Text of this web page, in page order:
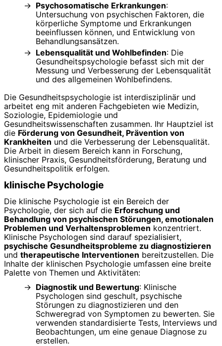
Psychosomatische Erkrankungen:
Untersuchung von psychischen Faktoren, die
körperliche Symptome und Erkrankungen
beeinflussen können, und Entwicklung von
Behandlungsansätzen.
Lebensqualität und Wohlbefinden: Die
Gesundheitspsychologie befasst sich mit der
Messung und Verbesserung der Lebensqualität
und des allgemeinen Wohlbefindens.
Die Gesundheitspsychologie ist interdisziplinär und
arbeitet eng mit anderen Fachgebieten wie Medizin,
Soziologie, Epidemiologie und
Gesundheitswissenschaften zusammen. Ihr Hauptziel ist
die Förderung von Gesundheit, Prävention von
Krankheiten und die Verbesserung der Lebensqualität.
Die Arbeit in diesem Bereich kann in Forschung,
klinischer Praxis, Gesundheitsförderung, Beratung und
Gesundheitspolitik erfolgen.
klinische Psychologie
Die klinische Psychologie ist ein Bereich der
Psychologie, der sich auf die Erforschung und
Behandlung von psychischen Störungen, emotionalen
Problemen und Verhaltensproblemen konzentriert.
Klinische Psychologen sind darauf spezialisiert,
psychische Gesundheitsprobleme zu diagnostizieren
und therapeutische Interventionen bereitzustellen. Die
Inhalte der klinischen Psychologie umfassen eine breite
Palette von Themen und Aktivitäten:
Diagnostik und Bewertung: Klinische
Psychologen sind geschult, psychische
Störungen zu diagnostizieren und den
Schweregrad von Symptomen zu bewerten. Sie
verwenden standardisierte Tests, Interviews und
Beobachtungen, um eine genaue Diagnose zu
erstellen.